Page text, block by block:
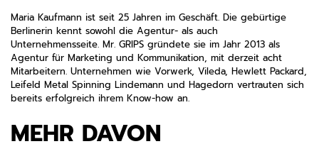
Maria Kaufmann ist seit 25 Jahren im Geschäft. Die gebürtige
Berlinerin kennt sowohl die Agentur- als auch
Unternehmensseite. Mr. GRIPS gründete sie im Jahr 2013 als
Agentur für Marketing und Kommunikation, mit derzeit acht
Mitarbeitern. Unternehmen wie Vorwerk, Vileda, Hewlett Packard,
Leifeld Metal Spinning Lindemann und Hagedorn vertrauten sich
bereits erfolgreich ihrem Know-how an.
MEHR DAVON